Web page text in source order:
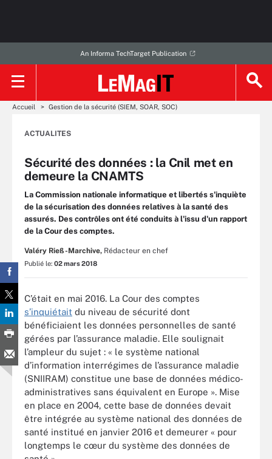
An Informa TechTarget Publication
Accueil Gestion de la sécurité (SIEM, SOAR, SOC)
ACTUALITES
Sécurité des données : la Cnil met en
demeure la CNAMTS
La Commission nationale informatique et libertés s'inquiète
de la sécurisation des données relatives à la santé des
assurés. Des contrôles ont été conduits à l'issu d'un rapport
de la Cour des comptes.
Valéry Rieß-Marchive, Rédacteur en chef
Publié le: 02 mars 2018
C’était en mai 2016. La Cour des comptes
s’inquiétait du niveau de sécurité dont
bénéficiaient les données personnelles de santé
gérées par l’assurance maladie. Elle soulignait
l’ampleur du sujet : « le système national
d’information interrégimes de l’assurance maladie
(SNIIRAM) constitue une base de données médico-
administratives sans équivalent en Europe ». Mise
en place en 2004, cette base de données devait
être intégrée au système national des données de
santé institué en janvier 2016 et demeurer « pour
longtemps le cœur du système des données de